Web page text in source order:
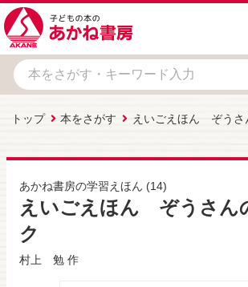
トップ 本をさがす えいごえほん ぞうさ
あかね書房の学習えほん (14)
えいごえほん ぞうさん
ク
村上 勉 作